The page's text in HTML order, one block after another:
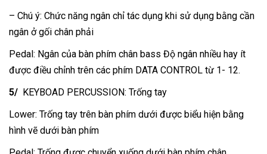
– Chú ý: Chức năng ngân chỉ tác dụng khi sử dụng bằng cần
ngân ở gối chân phải
Pedal: Ngân của bàn phím chân bass Độ ngân nhiều hay ít
được điều chỉnh trên các phím DATA CONTROL từ 1- 12.
5/ KEYBOAD PERCUSSION: Trống tay
Lower: Trống tay trên bàn phím dưới được biểu hiện bằng
hình vẽ dưới bàn phím